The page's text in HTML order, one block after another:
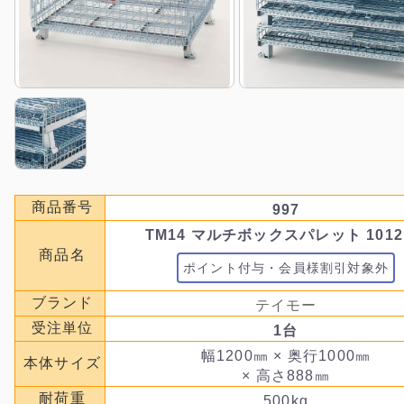
商品番号 997
商品名
TM14 マルチボックスパレット
ポイント付与・会員様割引対象外
ブランド
テイモー
受注単位
1台
本体サイズ
幅1200㎜ × 奥行1000㎜
× 高さ888㎜
耐荷重
500kg